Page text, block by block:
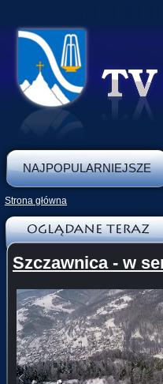
NAJPOPULARNIEJSZE
Strona główna
Szczawnica - w